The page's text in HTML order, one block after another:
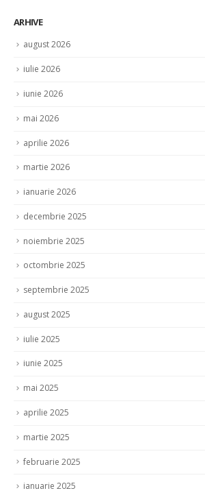
ARHIVE
august 2026
iulie 2026
iunie 2026
mai 2026
aprilie 2026
martie 2026
ianuarie 2026
decembrie 2025
noiembrie 2025
octombrie 2025
septembrie 2025
august 2025
iulie 2025
iunie 2025
mai 2025
aprilie 2025
martie 2025
februarie 2025
ianuarie 2025